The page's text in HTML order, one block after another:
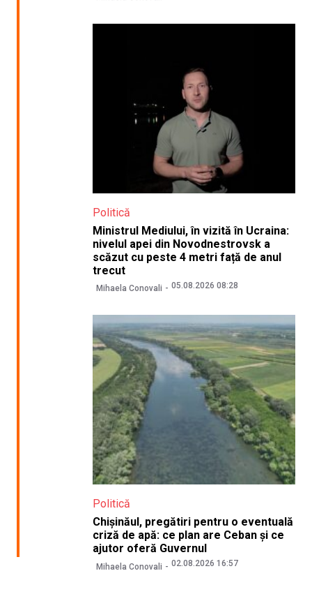
Politică
Ministrul Mediului, în vizită în Ucraina:
nivelul apei din Novodnestrovsk a
scăzut cu peste 4 metri față de anul
trecut
Mihaela Conovali 05.08.2026 08:28
Politică
Chișinăul, pregătiri pentru o eventuală
criză de apă: ce plan are Ceban și ce
ajutor oferă Guvernul
Mihaela Conovali 02.08.2026 16:57